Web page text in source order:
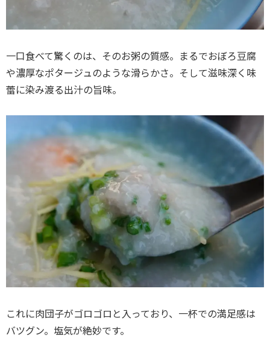
一口食べて驚くのは、そのお粥の質感。まるでおぼろ豆腐
や濃厚なポタージュのような滑らかさ。そして滋味深く味
蕾に染み渡る出汁の旨味。
これに肉団子がゴロゴロと入っており、一杯での満足感は
バツグン。塩気が絶妙です。